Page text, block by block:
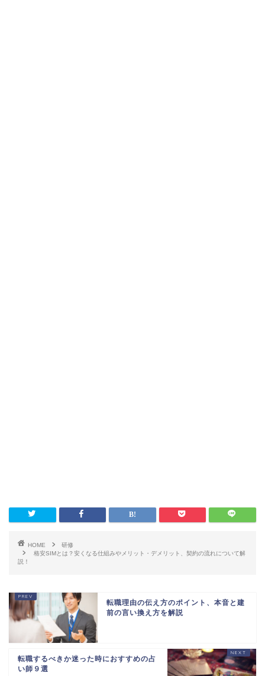
HOME
研修
格安SIMとは？安くなる仕組みやメリット・デメリット、契約の流れについて解
説！
転職理由の伝え方のポイント、本音と建
前の言い換え方を解説
転職するべきか迷った時におすすめの占
い師９選